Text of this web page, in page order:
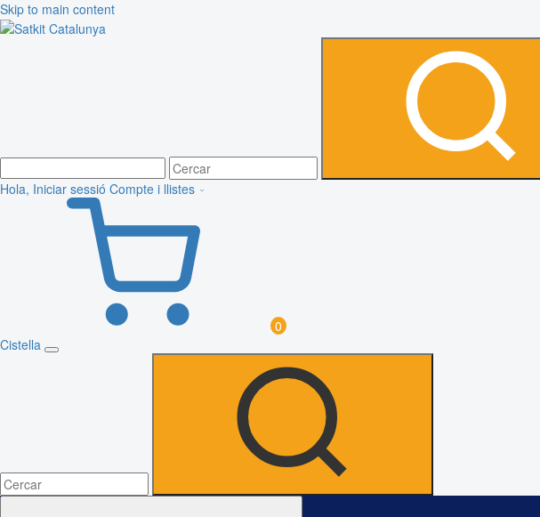
Skip to main content
Hola, Iniciar sessió Compte i llistes
0
Cistella